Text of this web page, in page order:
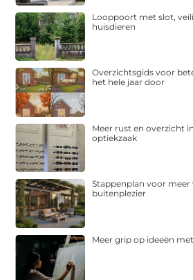
Looppoort met slot,
huisdieren
Overzichtsgids voor
het hele jaar door
Meer rust en overzicht
optiekzaak
Stappenplan voor
buitenplezier
Meer grip op ideeën